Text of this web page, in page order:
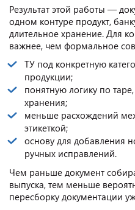
Результат этой работы —
одном контуре продукт,
длительное хранение. Для
важнее, чем формальное
ТУ под конкретную
продукции;
понятную логику по
хранения;
меньше расхождений
этикеткой;
основу для добавления
ручных исправлений.
Чем раньше документ
выпуска, тем меньше
пересборку документации